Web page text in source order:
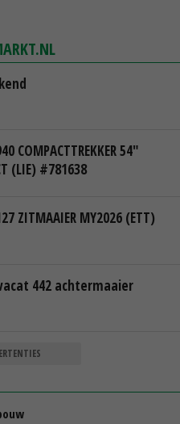
COMPACTTREKKER 54"
(LIE) #781638
ZITMAAIER MY2026 (ETT)
442 achtermaaier